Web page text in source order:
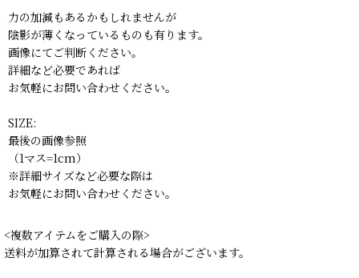
力の加減もあるかもしれませんが
陰影が薄くなっているものも有ります。
画像にてご判断ください。
詳細など必要であれば
お気軽にお問い合わせください。
SIZE:
最後の画像参照
（1マス=1cm）
※詳細サイズなど必要な際は
お気軽にお問い合わせください。
<複数アイテムをご購入の際>
送料が加算されて計算される場合がございます。